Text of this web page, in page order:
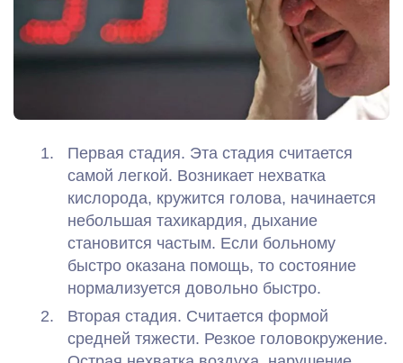
Первая стадия. Эта стадия считается
самой легкой. Возникает нехватка
кислорода, кружится голова, начинается
небольшая тахикардия, дыхание
становится частым. Если больному
быстро оказана помощь, то состояние
нормализуется довольно быстро.
Вторая стадия. Считается формой
средней тяжести. Резкое головокружение.